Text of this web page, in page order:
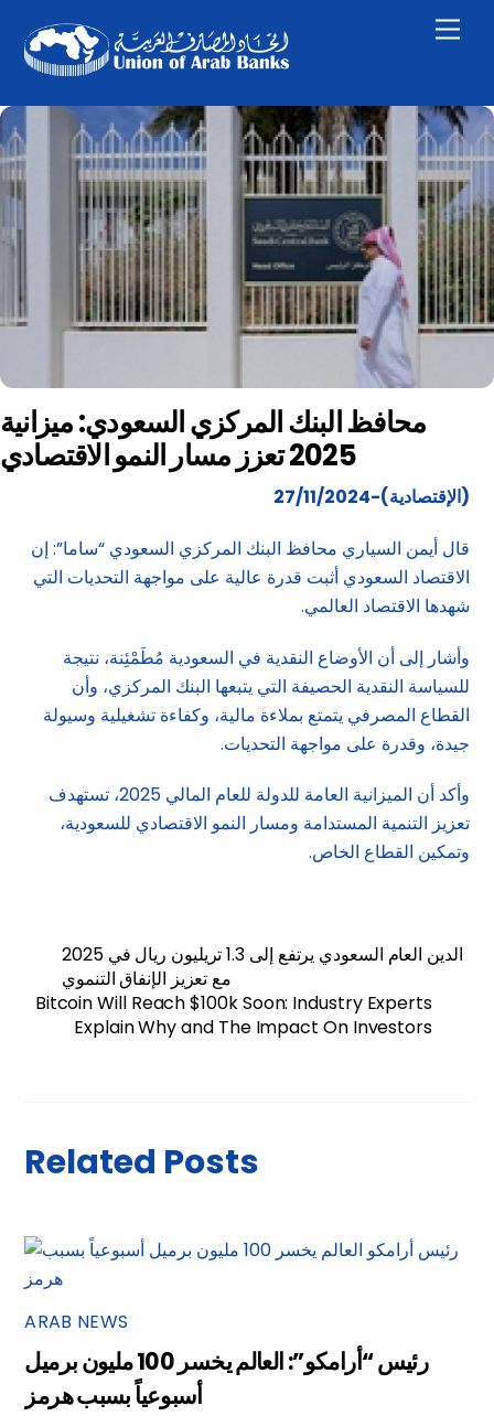
content
محافظ البنك المركزي السعودي: ميزانية
2025 تعزز مسار النمو الاقتصادي
(الإقتصادية)-27/11/2024
قال أيمن السياري محافظ البنك المركزي السعودي “ساما”: إن
الاقتصاد السعودي أثبت قدرة عالية على مواجهة التحديات التي
شهدها الاقتصاد العالمي.
وأشار إلى أن الأوضاع النقدية في السعودية مُطَمْئِنة، نتيجة
للسياسة النقدية الحصيفة التي يتبعها البنك المركزي، وأن
القطاع المصرفي يتمتع بملاءة مالية، وكفاءة تشغيلية وسيولة
جيدة، وقدرة على مواجهة التحديات.
وأكد أن الميزانية العامة للدولة للعام المالي 2025، تستهدف
تعزيز التنمية المستدامة ومسار النمو الاقتصادي للسعودية،
وتمكين القطاع الخاص.
الدين العام السعودي يرتفع إلى 1.3 تريليون ريال في 2025
مع تعزيز الإنفاق التنموي
Bitcoin Will Reach $100k Soon: Industry Experts
Explain Why and The Impact On Investors
Related Posts
ARAB NEWS
رئيس “أرامكو”: العالم يخسر 100 مليون برميل
أسبوعياً بسبب هرمز